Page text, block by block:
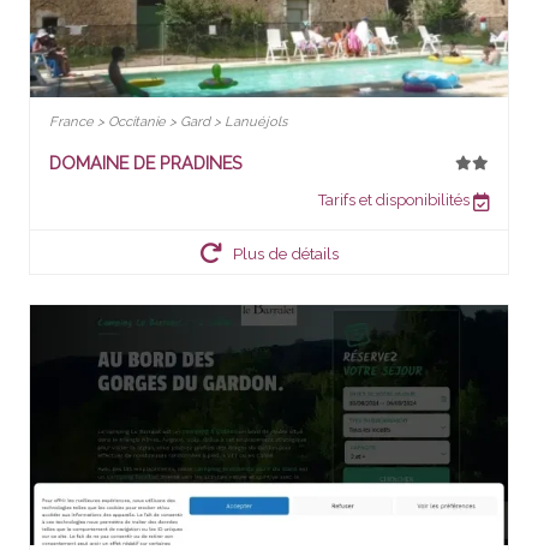
France > Occitanie > Gard > Lanuéjols
DOMAINE DE PRADINES
Tarifs et disponibilités
Plus de détails